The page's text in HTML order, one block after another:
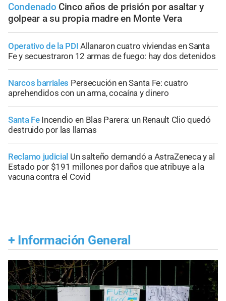
Condenado Cinco años de prisión por asaltar y
golpear a su propia madre en Monte Vera
Operativo de la PDI Allanaron cuatro viviendas en Santa
Fe y secuestraron 12 armas de fuego: hay dos detenidos
Narcos barriales Persecución en Santa Fe: cuatro
aprehendidos con un arma, cocaína y dinero
Santa Fe Incendio en Blas Parera: un Renault Clio quedó
destruido por las llamas
Reclamo judicial Un salteño demandó a AstraZeneca y al
Estado por $191 millones por daños que atribuye a la
vacuna contra el Covid
+ Información General